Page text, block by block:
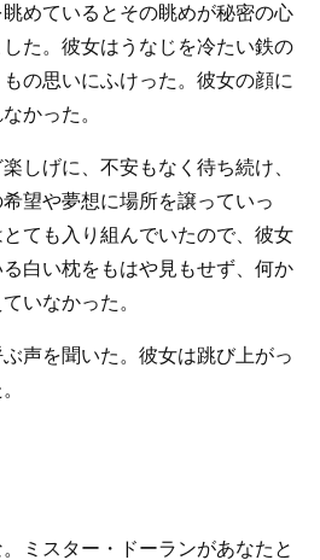
めているとその眺めが秘密の心
た。彼女はうなじを冷たい鉄の
の思いにふけった。彼女の顔に
かった。
しげに、不安もなく待ち続け、
望や夢想に場所を譲っていっ
ても入り組んでいたので、彼女
白い枕をもはや見もせず、何か
いなかった。
声を聞いた。彼女は跳び上がっ
ミスター・ドーランがあなたと